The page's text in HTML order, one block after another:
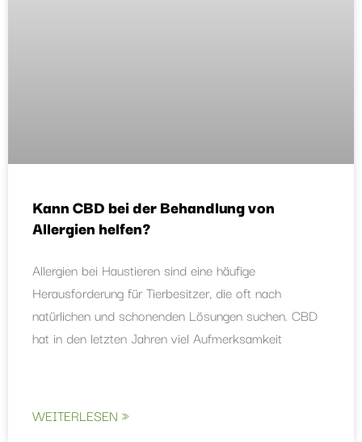
Kann CBD bei der Behandlung von
Allergien helfen?
Allergien bei Haustieren sind eine häufige
Herausforderung für Tierbesitzer, die oft nach
natürlichen und schonenden Lösungen suchen. CBD
hat in den letzten Jahren viel Aufmerksamkeit
WEITERLESEN »